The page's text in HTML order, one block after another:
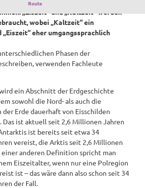
Route
„Eiszeit“ und „Kaltzeit“ werden
wobei „Kaltzeit“ ein
eher umgangssprachlich
Phasen der
verwenden Fachleute
ein Abschnitt der Erdgeschichte
sowohl die Nord- als auch die
der Erde dauerhaft von Eisschilden
Das ist aktuell seit 2,6 Millionen Jahren
ist bereits seit etwa 34
vereist, die Arktis seit 2,6 Millionen
einer anderen Definition spricht man
Eiszeitalter, wenn nur eine Polregion
ist – das wäre dann also schon seit 34
der Fall.